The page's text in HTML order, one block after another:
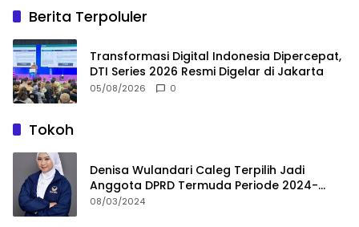
Berita Terpoluler
Transformasi Digital Indonesia Dipercepat,
DTI Series 2026 Resmi Digelar di Jakarta
05/08/2026 0
Tokoh
Denisa Wulandari Caleg Terpilih Jadi
Anggota DPRD Termuda Periode 2024-
2029
08/03/2024